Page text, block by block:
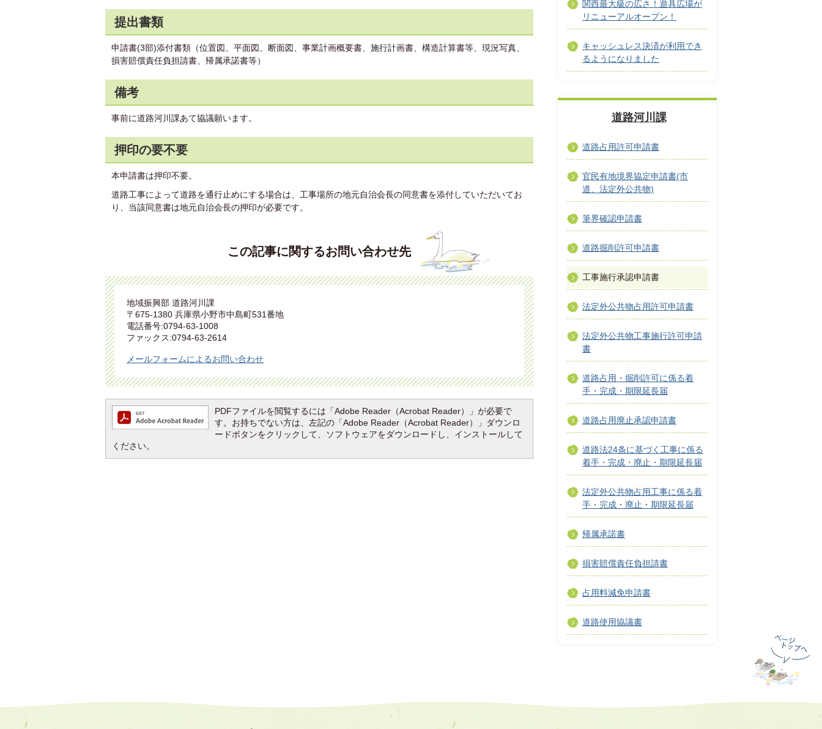
提出書類
申請書(3部)添付書類（位置図、平面図、断面図、事業計画概要書、施行計画書、構造計算書等、現況写真、
損害賠償責任負担請書、帰属承諾書等）
備考
事前に道路河川課あて協議願います。
押印の要不要
本申請書は押印不要。
道路工事によって道路を通行止めにする場合は、工事場所の地元自治会長の同意書を添付していただいてお
り、当該同意書は地元自治会長の押印が必要です。
この記事に関するお問い合わせ先
地域振興部 道路河川課
〒675-1380 兵庫県小野市中島町531番地
電話番号:0794-63-1008
ファックス:0794-63-2614
メールフォームによるお問い合わせ
PDFファイルを閲覧するには「Adobe Reader（Acrobat Reader）」が必要で
す。お持ちでない方は、左記の「Adobe Reader（Acrobat Reader）」ダウンロ
ードボタンをクリックして、ソフトウェアをダウンロードし、インストールして
ください。
関西最大級の広さ！遊具広場が
リニューアルオープン！
キャッシュレス決済が利用でき
るようになりました
道路河川課
道路占用許可申請書
官民有地境界協定申請書(市
道、法定外公共物)
筆界確認申請書
道路掘削許可申請書
工事施行承認申請書
法定外公共物占用許可申請書
法定外公共物工事施行許可申請
書
道路占用・掘削許可に係る着
手・完成・期限延長届
道路占用廃止承認申請書
道路法24条に基づく工事に係る
着手・完成・廃止・期限延長届
法定外公共物占用工事に係る着
手・完成・廃止・期限延長届
帰属承諾書
損害賠償責任負担請書
占用料減免申請書
道路使用協議書